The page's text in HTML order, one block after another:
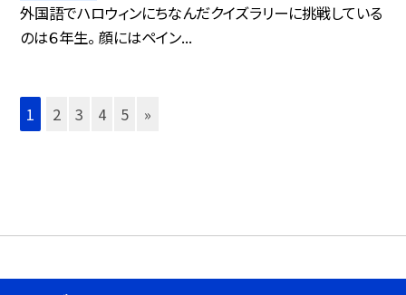
外国語でハロウィンにちなんだクイズラリーに挑戦している
のは６年生。 顔にはペイン...
1 2 3 4 5 »